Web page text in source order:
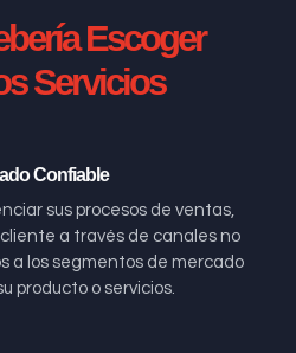
Escoger
Servicios
Confiable
sus procesos de ventas,
a través de canales no
a los segmentos de mercado
producto o servicios.